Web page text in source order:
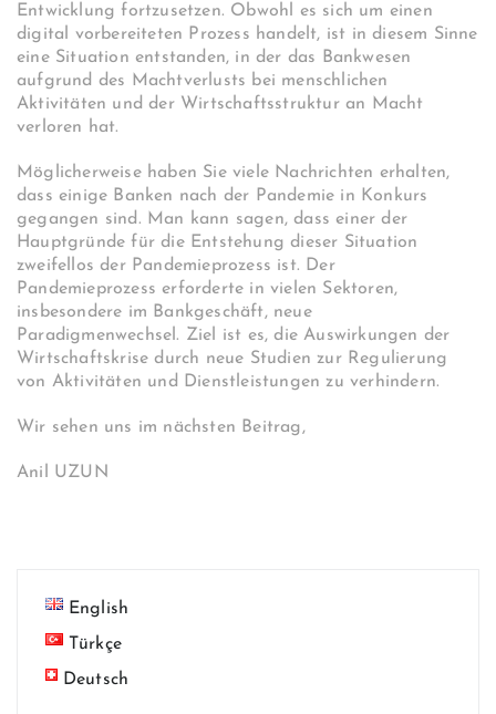
Entwicklung fortzusetzen. Obwohl es sich um einen
digital vorbereiteten Prozess handelt, ist in diesem Sinne
eine Situation entstanden, in der das Bankwesen
aufgrund des Machtverlusts bei menschlichen
Aktivitäten und der Wirtschaftsstruktur an Macht
verloren hat.
Möglicherweise haben Sie viele Nachrichten erhalten,
dass einige Banken nach der Pandemie in Konkurs
gegangen sind. Man kann sagen, dass einer der
Hauptgründe für die Entstehung dieser Situation
zweifellos der Pandemieprozess ist. Der
Pandemieprozess erforderte in vielen Sektoren,
insbesondere im Bankgeschäft, neue
Paradigmenwechsel. Ziel ist es, die Auswirkungen der
Wirtschaftskrise durch neue Studien zur Regulierung
von Aktivitäten und Dienstleistungen zu verhindern.
Wir sehen uns im nächsten Beitrag,
Anil UZUN
English
Türkçe
Deutsch